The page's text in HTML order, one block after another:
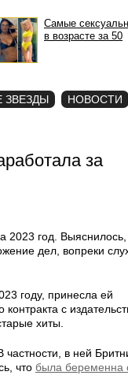
Самые
в возрасте за 50
ЗВЕЗДЫ НОВОСТИ
за
2023 год. Выяснилось,
дел, вопреки
году, принесла ей
с
хиты.
в ней
что была беременна